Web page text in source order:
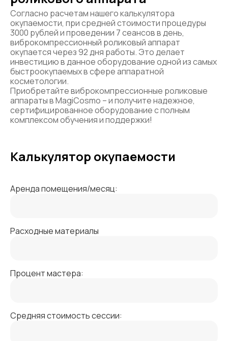
Согласно расчетам нашего калькулятора
окупаемости, при средней стоимости процедуры
3000 рублей и проведении 7 сеансов в день,
виброкомпрессионный роликовый аппарат
окупается через 92 дня работы. Это делает
инвестицию в данное оборудование одной из самых
быстроокупаемых в сфере аппаратной
косметологии.
Приобретайте виброкомпрессионные роликовые
аппараты в MagiCosmo – и получите надежное,
сертифицированное оборудование с полным
комплексом обучения и поддержки!
Калькулятор окупаемости
Аренда помещения/месяц:
Расходные материалы
Процент мастера:
Средняя стоимость сессии: